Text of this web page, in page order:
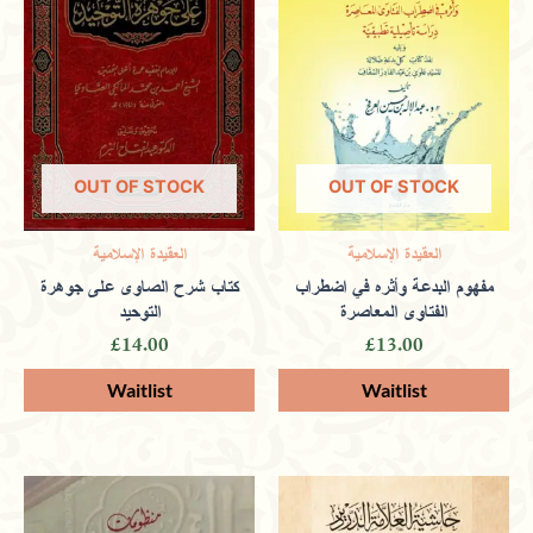
through books that showcase artistic
talent and cultural heritage.
Rated5out
of 5
Tariq(verified owner) February 12,
2024
A one-stop shop for halal literature,
prophetic guidance.
OUT OF STOCK
العقيدة الإسلامية
كتاب شرح الصاوى على جوهرة
التوحيد
£14.00
OUT OF STOCK
العقيدة الإسلامية
مفهوم البدعة وأثره في اضطراب
الفتاوى المعاصرة
£13.00